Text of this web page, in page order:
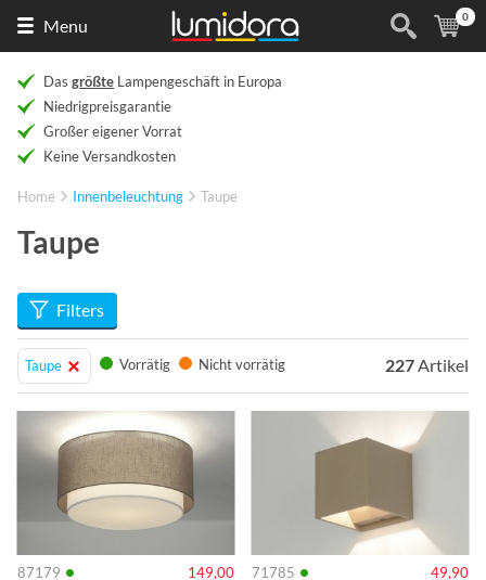
Menu (
0
Das größte Lampengeschäft in Europa
Niedrigpreisgarantie
Großer eigener Vorrat
Keine Versandkosten
Home Innenbeleuchtung Taupe
Taupe
Filters
Taupe Vorrätig Nicht vorrätig 227Artikel
87179 • 149,00
Info
71785 • 49,90
Info